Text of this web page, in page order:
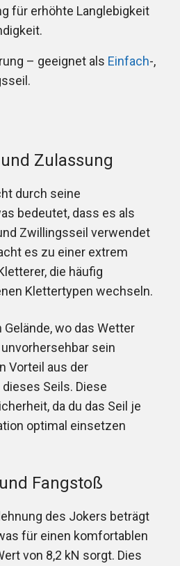
für erhöhte Langlebigkeit
– geeignet als Einfach-,
Zulassung
durch seine
bedeutet, dass es als
Zwillingsseil verwendet
es zu einer extrem
die häufig
Klettertypen wechseln.
wo das Wetter
sein
Vorteil aus der
Seils. Diese
da du das Seil je
optimal einsetzen
Fangstoß
des Jokers beträgt
für einen komfortablen
von 8,2 kN sorgt. Dies